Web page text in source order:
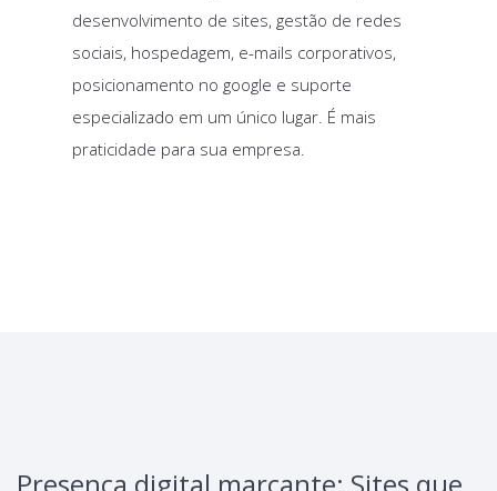
desenvolvimento de sites, gestão de redes
sociais, hospedagem, e-mails corporativos,
posicionamento no google e suporte
especializado em um único lugar. É mais
praticidade para sua empresa.